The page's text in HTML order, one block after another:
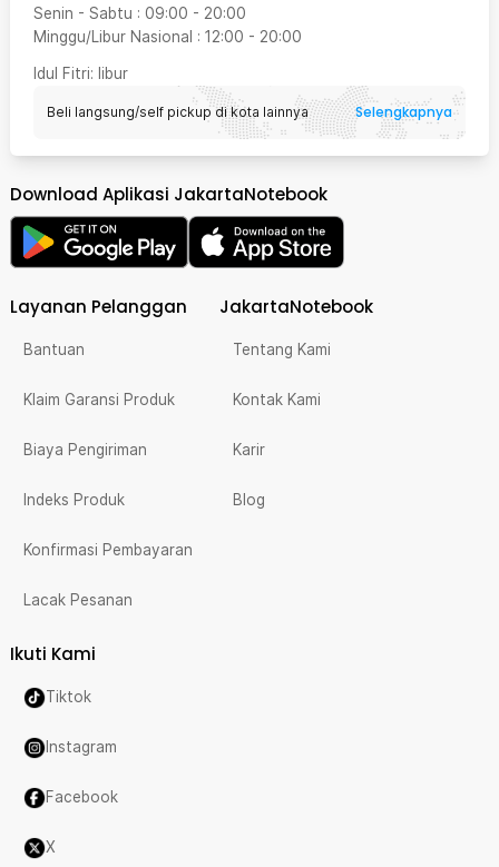
Senin - Sabtu : 09:00 - 20:00
Minggu/Libur Nasional : 12:00 - 20:00
Idul Fitri: libur
Beli langsung/self pickup di kota lainnya Selengkapnya
Download Aplikasi JakartaNotebook
Layanan Pelanggan
Bantuan
Klaim Garansi Produk
Biaya Pengiriman
Indeks Produk
Konfirmasi Pembayaran
Lacak Pesanan
JakartaNotebook
Tentang Kami
Kontak Kami
Karir
Blog
Ikuti Kami
Tiktok
Instagram
Facebook
X